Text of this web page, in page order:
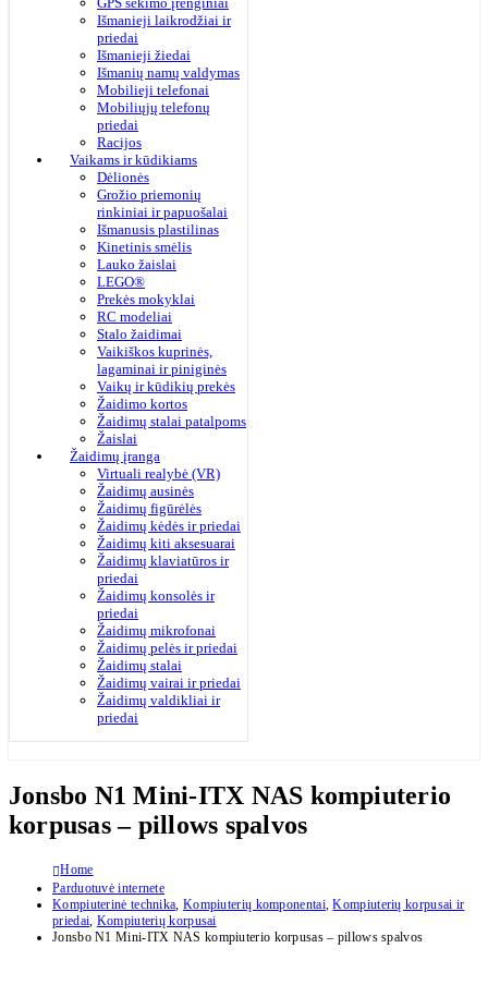
Išmanieji laikrodžiai ir
priedai
Išmanieji žiedai
Išmanių namų valdymas
Mobilieji telefonai
Mobiliųjų telefonų
priedai
Racijos
Vaikams ir kūdikiams
Dėlionės
Grožio priemonių
rinkiniai ir papuošalai
Išmanusis plastilinas
Kinetinis smėlis
Lauko žaislai
LEGO®
Prekės mokyklai
RC modeliai
Stalo žaidimai
Vaikiškos kuprinės,
lagaminai ir piniginės
Vaikų ir kūdikių prekės
Žaidimo kortos
Žaidimų stalai patalpoms
Žaislai
Žaidimų įranga
Virtuali realybė (VR)
Žaidimų ausinės
Žaidimų figūrėlės
Žaidimų kėdės ir priedai
Žaidimų kiti aksesuarai
Žaidimų klaviatūros ir
priedai
Žaidimų konsolės ir
priedai
Žaidimų mikrofonai
Žaidimų pelės ir priedai
Žaidimų stalai
Žaidimų vairai ir priedai
Žaidimų valdikliai ir
priedai
Jonsbo N1 Mini-ITX NAS kompiuterio
korpusas – pillows spalvos
Home
Parduotuvė internete
Kompiuterinė technika, Kompiuterių komponentai,Kompiuterių korpusai ir
priedai, Kompiuterių korpusai
Jonsbo N1 Mini-ITX NAS kompiuterio korpusas – pillows spalvos